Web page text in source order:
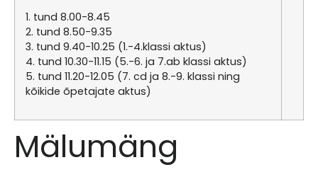
1. tund 8.00-8.45
2. tund 8.50-9.35
3. tund 9.40-10.25 (1.-4.klassi aktus)
4. tund 10.30-11.15 (5.-6. ja 7.ab klassi aktus)
5. tund 11.20-12.05 (7. cd ja 8.-9. klassi ning
kõikide õpetajate aktus)
Mälumäng